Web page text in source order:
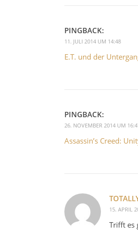
PINGBACK:
11. JULI 2014 UM 14:48
E.T. und der
PINGBACK:
26. NOVEMBER 2014 UM
Assassin’s Creed:
15. APRIL
Trifft es